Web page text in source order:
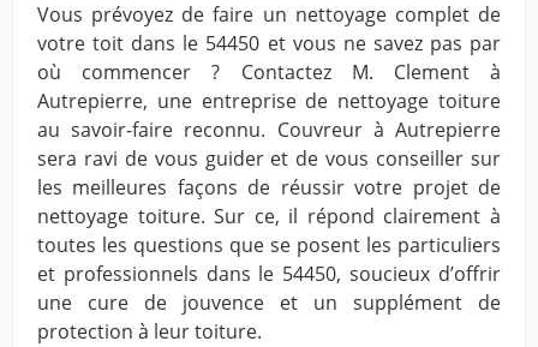
Vous prévoyez de faire un nettoyage complet de
votre toit dans le 54450 et vous ne savez pas par
où commencer ? Contactez M. Clement à
Autrepierre, une entreprise de nettoyage toiture
au savoir-faire reconnu. Couvreur à Autrepierre
sera ravi de vous guider et de vous conseiller sur
les meilleures façons de réussir votre projet de
nettoyage toiture. Sur ce, il répond clairement à
toutes les questions que se posent les particuliers
et professionnels dans le 54450, soucieux d’offrir
une cure de jouvence et un supplément de
protection à leur toiture.